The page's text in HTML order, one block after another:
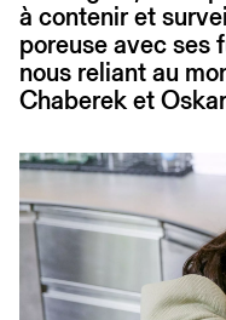
à contenir et
poreuse avec ses
nous reliant au
Chaberek et